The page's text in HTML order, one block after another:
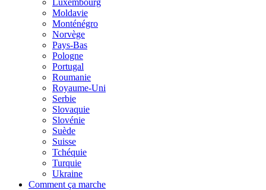
Luxembourg
Moldavie
Monténégro
Norvège
Pays-Bas
Pologne
Portugal
Roumanie
Royaume-Uni
Serbie
Slovaquie
Slovénie
Suède
Suisse
Tchéquie
Turquie
Ukraine
Comment ça marche